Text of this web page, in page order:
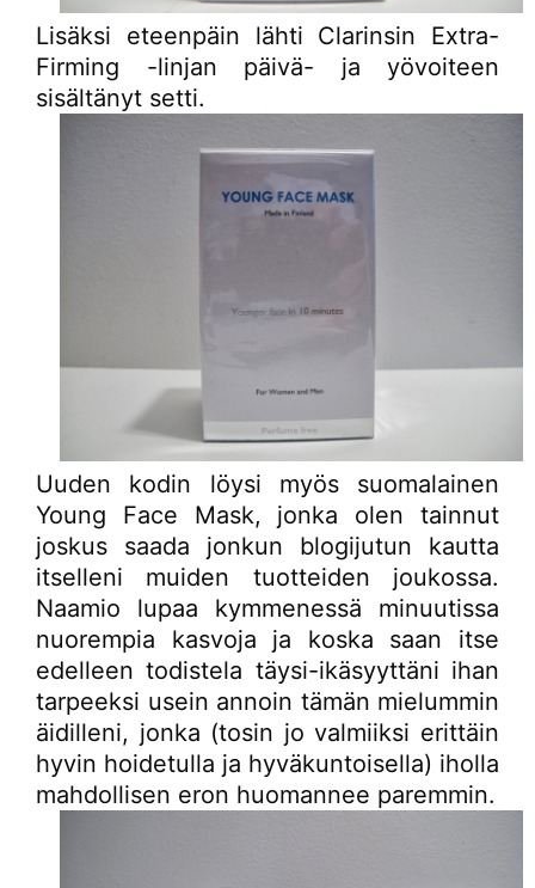
Lisäksi eteenpäin lähti Clarinsin Extra-
Firming -linjan päivä- ja yövoiteen
sisältänyt setti.
Uuden kodin löysi myös suomalainen
Young Face Mask, jonka olen tainnut
joskus saada jonkun blogijutun kautta
itselleni muiden tuotteiden joukossa.
Naamio lupaa kymmenessä minuutissa
nuorempia kasvoja ja koska saan itse
edelleen todistela täysi-ikäsyyttäni ihan
tarpeeksi usein annoin tämän mielummin
äidilleni, jonka (tosin jo valmiiksi erittäin
hyvin hoidetulla ja hyväkuntoisella) iholla
mahdollisen eron huomannee paremmin.